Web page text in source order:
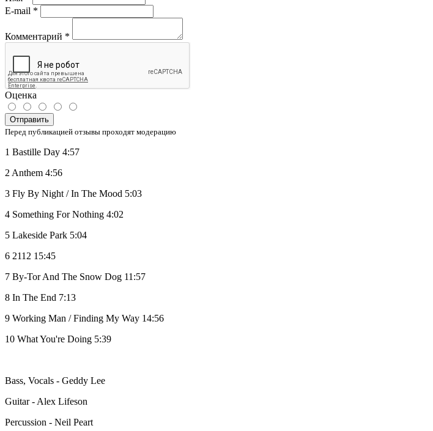
E-mail *
Комментарий *
Оценка
Отправить
Перед публикацией отзывы проходят модерацию
1 Bastille Day 4:57
2 Anthem 4:56
3 Fly By Night / In The Mood 5:03
4 Something For Nothing 4:02
5 Lakeside Park 5:04
6 2112 15:45
7 By-Tor And The Snow Dog 11:57
8 In The End 7:13
9 Working Man / Finding My Way 14:56
10 What You're Doing 5:39
Bass, Vocals - Geddy Lee
Guitar - Alex Lifeson
Percussion - Neil Peart